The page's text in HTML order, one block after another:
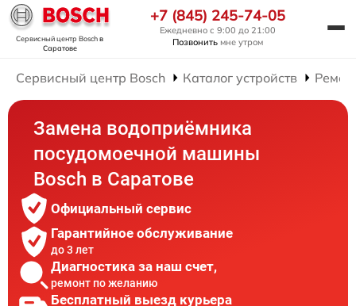
Сервисный центр Boschв
Саратове
+7 (845) 245-74-05
Ежедневно с 9:00 до 21:00
Позвонить мне утром
Сервисный центр Bosch Каталог устройств
Замена водоприёмника
посудомоечной машины
Bosch в Саратове
Официальный сервис
Гарантийное обслуживание
до 3 лет
Диагностика за наш счет,
ремонт по желанию
Бесплатный выезд курьера